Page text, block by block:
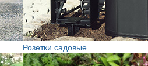
Розетки садовые